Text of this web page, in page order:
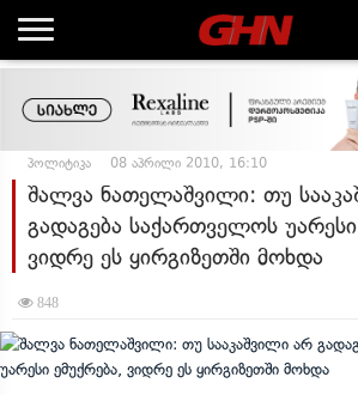
პოლიტიკა 08 აპრილი 2010, 16:10
შალვა ნათელაშვილი: თუ
გადაგება საქართველოს
ვიდრე ეს ყირგიზეთში მოხდა
848